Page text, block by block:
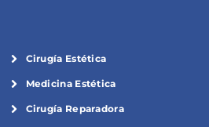
Cirugía Estética
Medicina Estética
Cirugía Reparadora